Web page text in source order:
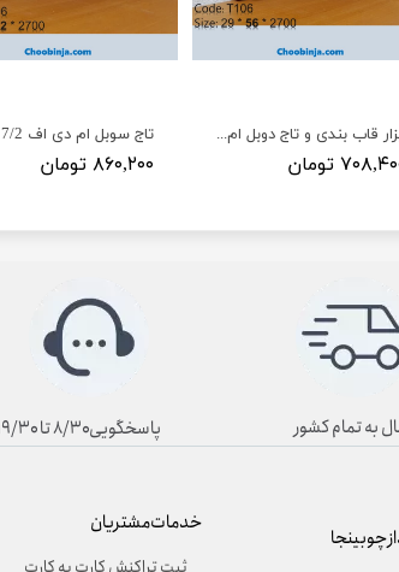
۸۶۰,۲۰۰ تومان
ابزار قاب بندی و تاج دوبل ام دی اف 5/6 سانت T106
تومان
چوبینجا
خدمات مشتریان
به تمام کشور پاسخگویی۸/۳۰ تا ۱۹/۳۰